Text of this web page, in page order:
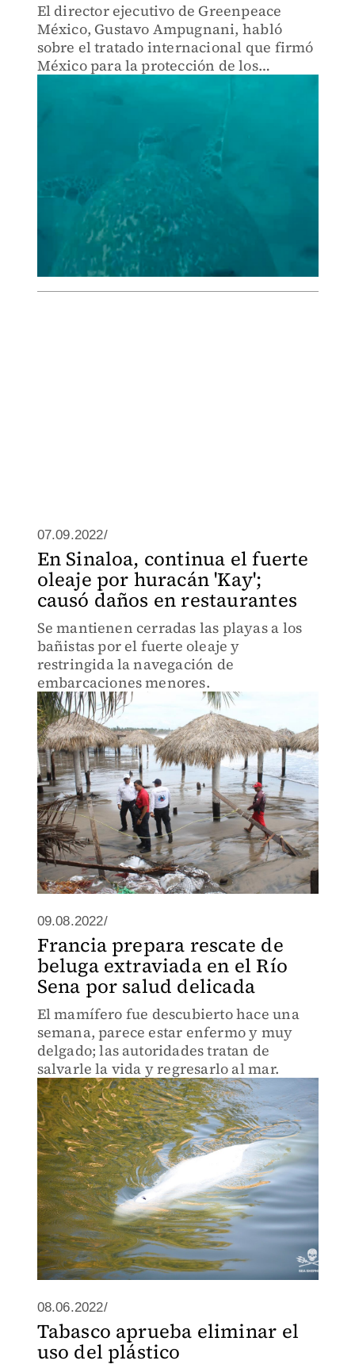
El director ejecutivo de Greenpeace
México, Gustavo Ampugnani, habló
sobre el tratado internacional que firmó
México para la protección de los
07.09.2022/
En Sinaloa, continua el fuerte
oleaje por huracán 'Kay';
causó daños en restaurantes
Se mantienen cerradas las playas a los
bañistas por el fuerte oleaje y
restringida la navegación de
embarcaciones menores.
09.08.2022/
Francia prepara rescate de
beluga extraviada en el Río
Sena por salud delicada
El mamífero fue descubierto hace una
semana, parece estar enfermo y muy
delgado; las autoridades tratan de
salvarle la vida y regresarlo al mar.
08.06.2022/
Tabasco aprueba eliminar el
uso del plástico